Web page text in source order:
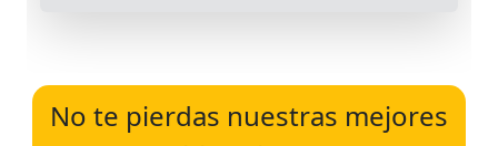
No te pierdas nuestras mejores